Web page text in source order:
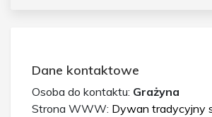
Dane kontaktowe
Osoba do kontaktu: Grażyna
Strona WWW: Dywan tradycyjny